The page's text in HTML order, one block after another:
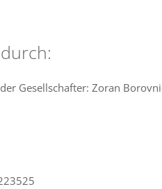
Gesellschafter: Zoran